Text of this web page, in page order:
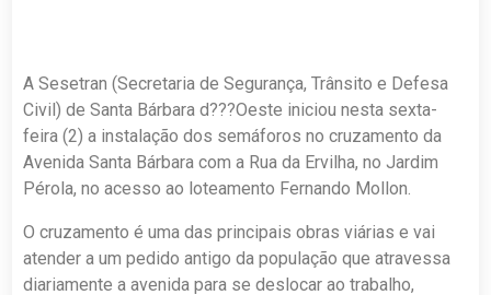
A Sesetran (Secretaria de Segurança, Trânsito e Defesa
Civil) de Santa Bárbara d???Oeste iniciou nesta sexta-
feira (2) a instalação dos semáforos no cruzamento da
Avenida Santa Bárbara com a Rua da Ervilha, no Jardim
Pérola, no acesso ao loteamento Fernando Mollon.
O cruzamento é uma das principais obras viárias e vai
atender a um pedido antigo da população que atravessa
diariamente a avenida para se deslocar ao trabalho,